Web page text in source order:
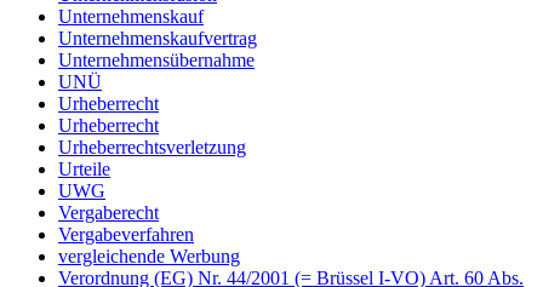
Unternehmenskauf
Unternehmenskaufvertrag
Unternehmensübernahme
UNÜ
Urheberrecht
Urheberrecht
Urheberrechtsverletzung
Urteile
UWG
Vergaberecht
Vergabeverfahren
vergleichende Werbung
Verordnung (EG) Nr. 44/2001 (= Brüssel I-VO) Art. 60 Abs.